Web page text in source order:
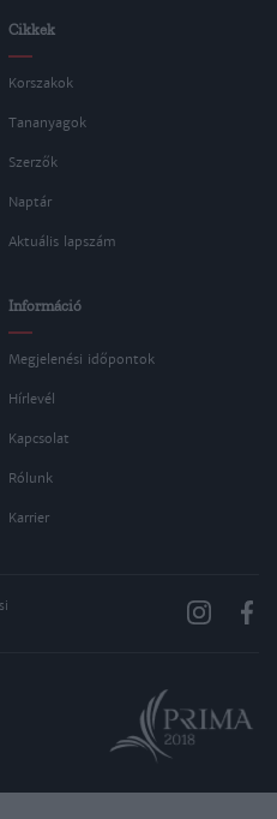
Cikkek
Korszakok
Tananyagok
Szerzők
Naptár
Aktuális lapszám
Információ
Megjelenési időpontok
Hírlevél
Kapcsolat
Rólunk
Karrier